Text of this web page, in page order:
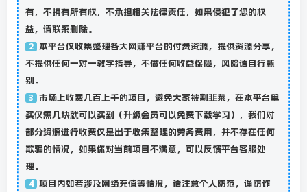
有，不拥有所有权，不承担相关法律责任，如果侵犯了您的权
益，请联系删除。
2 本平台仅收集整理各大网赚平台的付费资源，提供资源分享，
不提供任何一对一教学指导，不做任何收益保障，风险请自行甄
别。
3 市场上收费几百上千的项目，避免大家被割韭菜，在本平台单
买仅需几块就可以买到（升级会员可以免费下载学习），我们对
部分资源进行收费仅是出于收集整理的劳务费用，并不存在任何
欺骗的情况，如果你对当前项目不满意，可以反馈平台客服处
理。
4 项目内如若涉及网络充值等情况，请注意个人防范，谨防诈